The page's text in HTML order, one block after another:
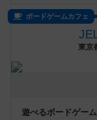
ボードゲームカフェ
東京
遊べるボードゲーム